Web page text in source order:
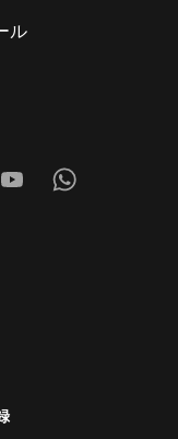
ル
YoutubeWhatsapp